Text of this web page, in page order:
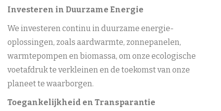
Investeren in Duurzame Energie
We investeren continu in duurzame energie-
oplossingen, zoals aardwarmte, zonnepanelen,
warmtepompen en biomassa, om onze ecologische
voetafdruk te verkleinen en de toekomst van onze
planeet te waarborgen.
Toegankelijkheid en Transparantie